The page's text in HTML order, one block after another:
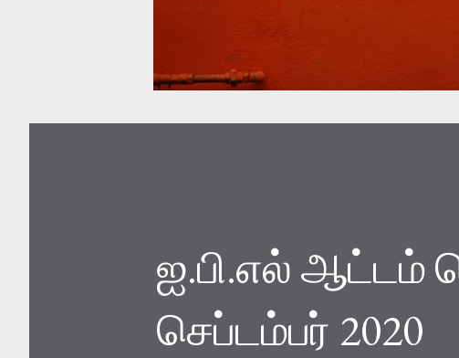
ஐ.பி.எல்
செப்டம்பர் 2020